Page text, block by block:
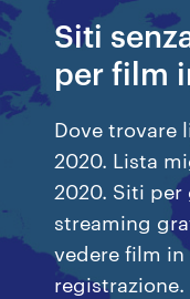
Siti
per film
Dove trovare
2020. Lista
2020. Siti per
streaming
vedere film
registrazione.